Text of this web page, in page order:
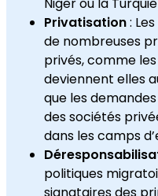
Privatisation:
de nombreuses
privés, comme
deviennent elles
que les
des sociétés
dans les camps
politiques